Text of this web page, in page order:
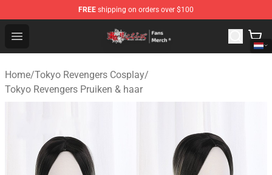
FREE shipping on orders over $100
Open menu
Tokyo Revengers Store - Official Tokyo Revengers
Home/Tokyo Revengers Cosplay/
Tokyo Revengers Pruiken & haar